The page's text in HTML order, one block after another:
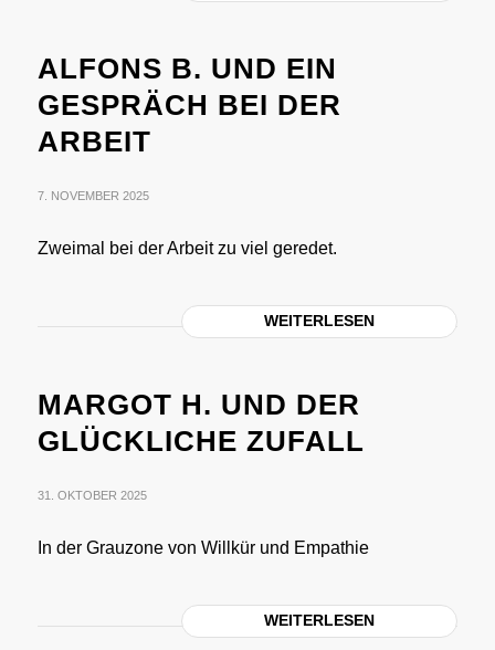
ALFONS B. UND EIN
GESPRÄCH BEI DER
ARBEIT
7. NOVEMBER 2025
Zweimal bei der Arbeit zu viel geredet.
WEITERLESEN
MARGOT H. UND DER
GLÜCKLICHE ZUFALL
31. OKTOBER 2025
In der Grauzone von Willkür und Empathie
WEITERLESEN